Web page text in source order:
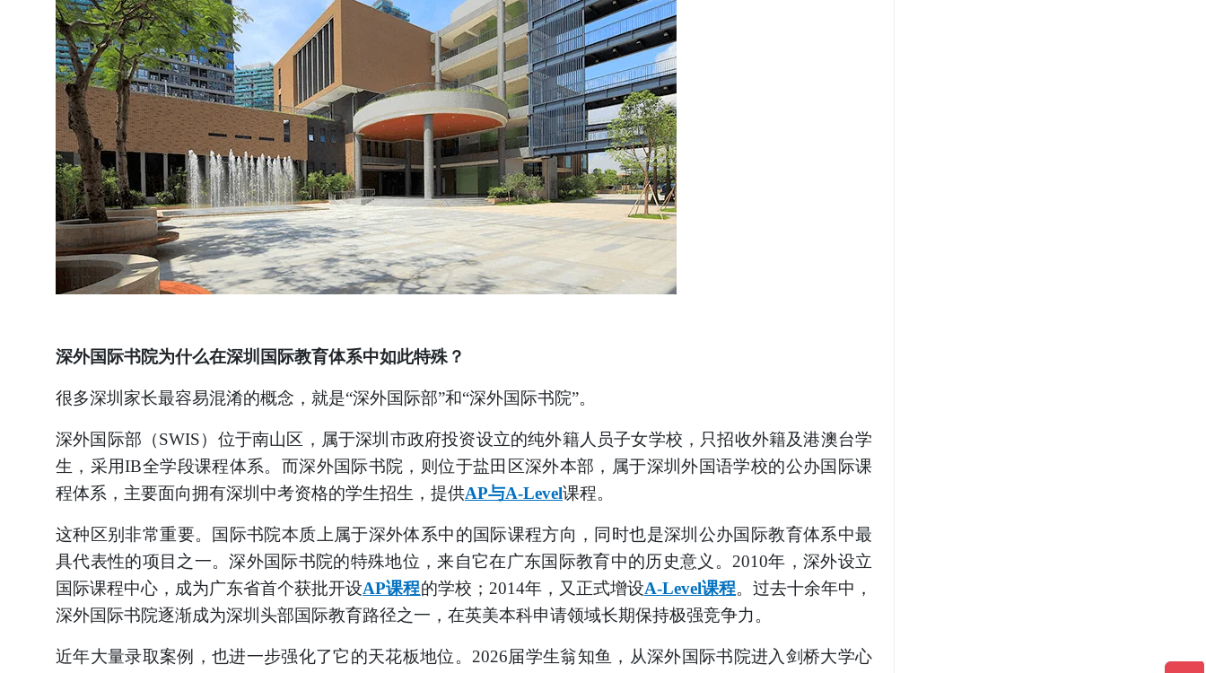
深外国际书院为什么在深圳国际教育体系中如此特殊？
很多深圳家长最容易混淆的概念，就是“深外国际部”和“深外国际书院”。
深外国际部（SWIS）位于南山区，属于深圳市政府投资设立的纯外籍人员子女学校，只招收外籍及港澳台学
生，采用IB全学段课程体系。而深外国际书院，则位于盐田区深外本部，属于深圳外国语学校的公办国际课
程体系，主要面向拥有深圳中考资格的学生招生，提供AP与A-Level课程。
这种区别非常重要。国际书院本质上属于深外体系中的国际课程方向，同时也是深圳公办国际教育体系中最
具代表性的项目之一。深外国际书院的特殊地位，来自它在广东国际教育中的历史意义。 2010年，深外设立
国际课程中心，成为广东省首个获批开设AP课程的学校； 2014年，又正式增设A-Level课程。过去十余年中，
深外国际书院逐渐成为深圳头部国际教育路径之一，在英美本科申请领域长期保持极强竞争力。
近年大量录取案例，也进一步强化了它的天花板地位。 2026届学生翁知鱼，从深外国际书院进入剑桥大学心